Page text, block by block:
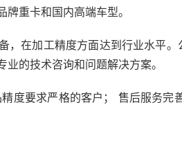
重卡和国内高端车型。
，在加工精度方面达到行业水平
的技术咨询和问题解决方案。
度要求严格的客户； 售后服务完